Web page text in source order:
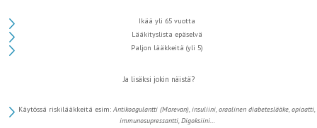
Ikää yli 65 vuotta
Lääkityslista epäselvä
Paljon lääkkeitä (yli 5)
Ja lisäksi jokin näistä?
Käytössä riskilääkkeitä esim: Antikoagulantti (Marevan), insuliini, oraalinen diabeteslääke, opiaatti,
immunosupressantti, Digoksiini…